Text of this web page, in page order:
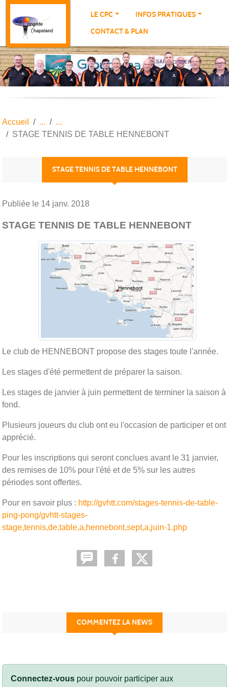
LE CPC
INFOS PRATIQUES
CONTACT & PLAN
Accueil
STAGE TENNIS DE TABLE HENNEBONT
STAGE TENNIS DE TABLE HENNEBONT
Publiée le 14 janv. 2018
STAGE TENNIS DE TABLE HENNEBONT
Le club de HENNEBONT propose des stages toute l'année.
Les stages d'été permettent de préparer la saison.
Les stages de janvier à juin permettent de terminer la saison à
fond.
Plusieurs joueurs du club ont eu l'occasion de participer et ont
apprécié.
Pour les inscriptions qui seront conclues avant le 31 janvier,
des remises de 10% pour l'été et de 5% sur les autres
périodes sont offertes.
Pour en savoir plus : http://gvhtt.com/stages-tennis-de-table-
ping-pong/gvhtt-stages-
stage,tennis,de,table,a,hennebont,sept,a,juin-1.php
COMMENTEZ LA NEWS
Connectez-vous pour pouvoir participer aux
Panneau de gestion des cookies